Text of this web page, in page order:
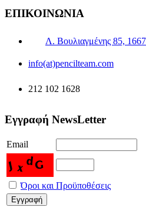
ΕΠΙΚΟΙΝΩΝΙΑ
Λ. Βουλιαγμένης 85,
info(at)pencilteam.com
212 102 1628
Εγγραφή NewsLetter
Email
Όροι και Προϋποθέσεις